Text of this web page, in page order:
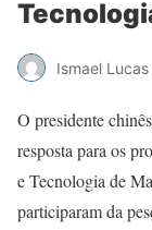
Ismael
O presidente
resposta para os
e Tecnologia de
participaram da